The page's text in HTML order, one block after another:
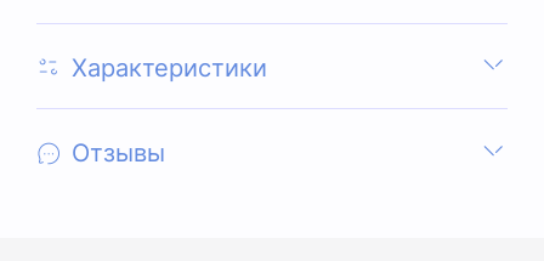
Характеристики
Отзывы